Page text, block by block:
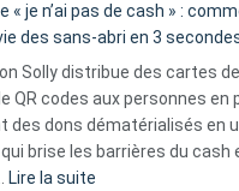
« je n’ai pas de cash » :
des sans-abri en 3
Solly distribue des cartes
QR codes aux personnes en
des dons dématérialisés en
brise les barrières du cash
Lire la suite